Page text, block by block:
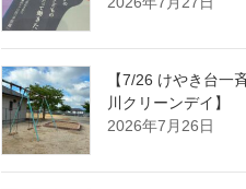
【7/26 けやき台一
川クリーンデイ】
2026年7月26日